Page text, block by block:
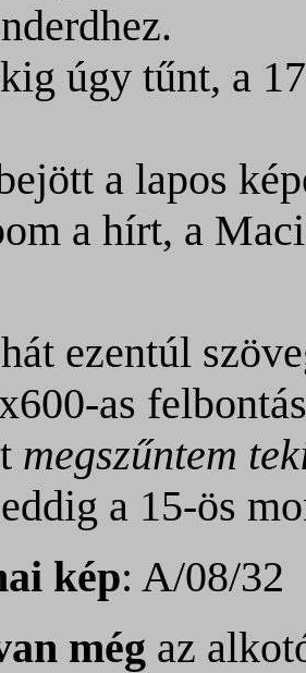
úgy tűnt, a
a lapos
a hírt, a
ezentúl
as
megszűntem
a 15-ös
kép: A/08/32
még az